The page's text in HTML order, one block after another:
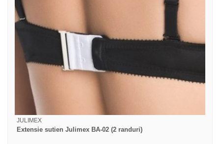
JULIMEX
Extensie sutien Julimex BA-02 (2 randuri)